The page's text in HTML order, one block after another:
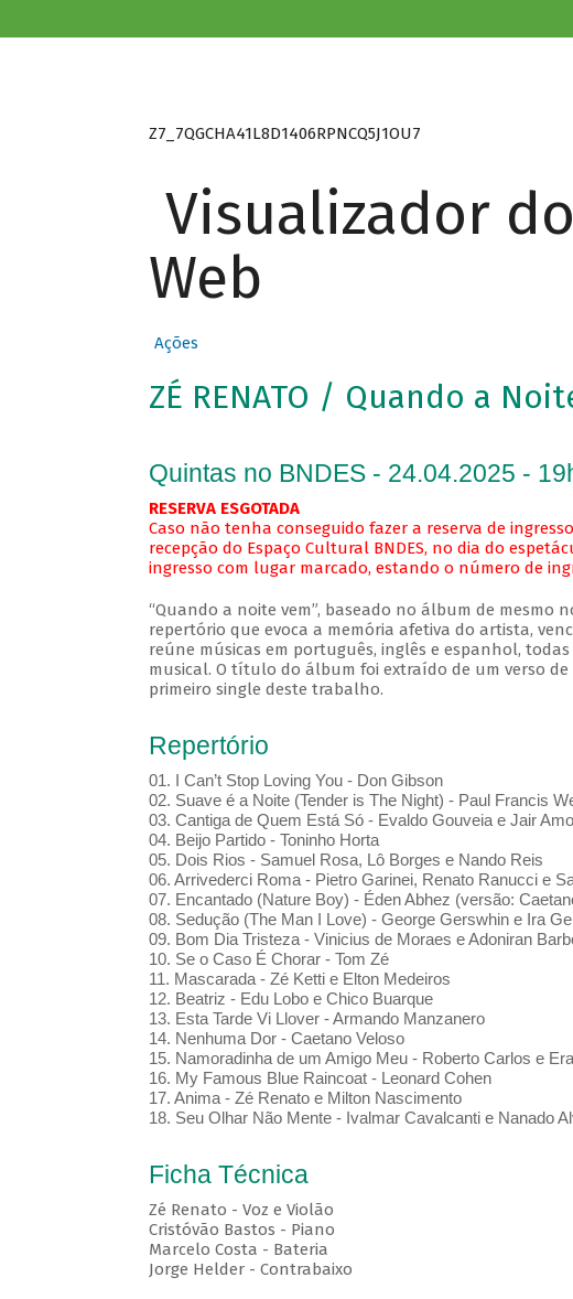
Z7_7QGCHA41L8D1406RPNCQ5J1OU7
Visualizador
Web
Ações
ZÉ RENATO / Quando a
Quintas no BNDES - 24.04.2025 -
RESERVA ESGOTADA
Caso não tenha conseguido fazer a reserva de
recepção do Espaço Cultural BNDES, no dia do
ingresso com lugar marcado, estando o número de
“Quando a noite vem”, baseado no álbum de mesmo
repertório que evoca a memória afetiva do artista,
reúne músicas em português, inglês e espanhol,
musical. O título do álbum foi extraído de um verso de
primeiro single deste trabalho.
Repertório
01. I Can’t Stop Loving You - Don Gibson
02. Suave é a Noite (Tender is The Night) - Paul Francis
03. Cantiga de Quem Está Só - Evaldo Gouveia e Jair
04. Beijo Partido - Toninho Horta
05. Dois Rios - Samuel Rosa, Lô Borges e Nando Reis
06. Arrivederci Roma - Pietro Garinei, Renato Ranucci e
07. Encantado (Nature Boy) - Éden Abhez (versão:
08. Sedução (The Man I Love) - George Gerswhin e Ira
09. Bom Dia Tristeza - Vinicius de Moraes e Adoniran
10. Se o Caso É Chorar - Tom Zé
11. Mascarada - Zé Ketti e Elton Medeiros
12. Beatriz - Edu Lobo e Chico Buarque
13. Esta Tarde Vi Llover - Armando Manzanero
14. Nenhuma Dor - Caetano Veloso
15. Namoradinha de um Amigo Meu - Roberto Carlos e
16. My Famous Blue Raincoat - Leonard Cohen
17. Anima - Zé Renato e Milton Nascimento
18. Seu Olhar Não Mente - Ivalmar Cavalcanti e Nanado
Ficha Técnica
Zé Renato - Voz e Violão
Cristóvão Bastos - Piano
Marcelo Costa - Bateria
Jorge Helder - Contrabaixo